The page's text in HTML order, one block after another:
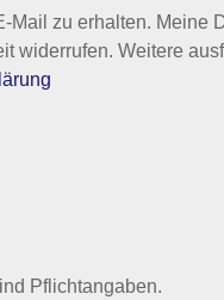
Mail zu erhalten. Meine
widerrufen. Weitere
Pflichtangaben.